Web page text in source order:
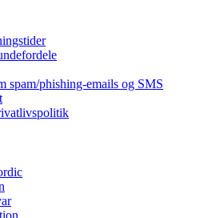
spam/phishing-emails og SMS